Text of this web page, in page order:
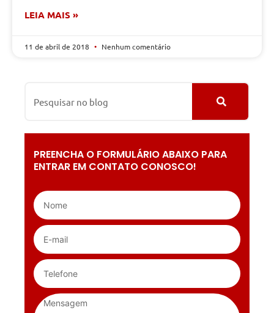
LEIA MAIS »
11 de abril de 2018 Nenhum comentário
PREENCHA O FORMULÁRIO ABAIXO PARA
ENTRAR EM CONTATO CONOSCO!